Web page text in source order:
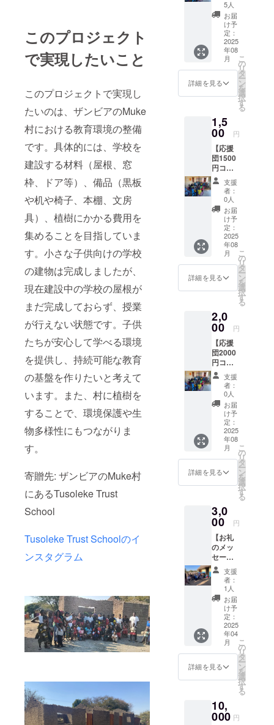
このプロジェクト
で実現したいこと
このプロジェクトで実現し
たいのは、ザンビアのMuke
村における教育環境の整備
です。具体的には、学校を
建設する材料（屋根、窓
枠、ドア等）、備品（黒板
や机や椅子、本棚、文房
具）、植樹にかかる費用を
集めることを目指していま
す。小さな子供向けの学校
の建物は完成しましたが、
現在建設中の学校の屋根が
まだ完成しておらず、授業
が行えない状態です。子供
たちが安心して学べる環境
を提供し、持続可能な教育
の基盤を作りたいと考えて
います。また、村に植樹を
することで、環境保護や生
物多様性にもつながりま
す。
寄贈先: ザンビアのMuke村
にあるTusoleke Trust
School
Tusoleke Trust Schoolのイ
ンスタグラム
2,000
円、
3,000円
のリ
ターン
すべて
同じ内
容にな
りま
セージ
A】 感
謝の気
持ちを
込め
て、お
礼の
メッ
セージ
をお送
す。 ※
このリ
ターン
は1,000
円、
1,500
円、
2,000
円、
3,000円
のリ
ターン
すべて
同じ内
容にな
りま
す。
5人
お届
け予
定：
2025
年08
月
詳細を見る
こ
の
リ
タ
ー
ン
を
選
択
す
る
1,5
00 円
【応援
団1500
円コー
ス】
【お礼
のメッ
セージ
B】感謝
の気持
ちを込
めて、
お礼の
メッ
セージ
をお送
りしま
このリ
ターン
は1,000
円、
1,500
円、
2,000
円、
3,000円
のリ
ターン
すべて
同じ内
容にな
りま
す。
支援
者：
0人
お届
け予
定：
2025
年08
月
詳細を見る
こ
の
リ
タ
ー
ン
を
選
択
す
る
2,0
00 円
【応援
団2000
円コー
ス】
【お礼
のメッ
セージ
C】感謝
の気持
ちを込
めて、
お礼の
メッ
セージ
をお送
りしま
このリ
ターン
は1,000
円、
1,500
円、
2,000
円、
3,000円
のリ
ターン
すべて
同じ内
容にな
りま
す。
支援
者：
0人
お届
け予
定：
2025
年08
月
詳細を見る
こ
の
リ
タ
ー
ン
を
選
択
す
る
3,0
00 円
【お礼
のメッ
セー
ジ】 感
謝の気
持ちを
込め
て、お
礼の
メッ
セージ
をお送
りしま
す。
支援
者：
1人
お届
け予
定：
2025
年04
月
詳細を見る
こ
の
リ
タ
ー
ン
を
選
択
す
る
10,
000 円